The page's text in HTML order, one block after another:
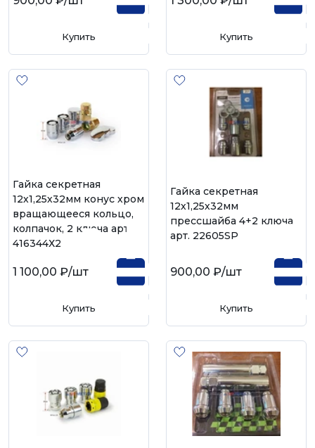
Купить Купить
Гайка секретная
12х1,25х32мм конус хром
вращающееся кольцо,
колпачок, 2 ключа арт.
416344Х2
1 100,00 ₽/шт
Купить
Гайка секретная
12х1,25х32мм
прессшайба 4+2 ключа
арт. 22605SP
900,00 ₽/шт
Купить